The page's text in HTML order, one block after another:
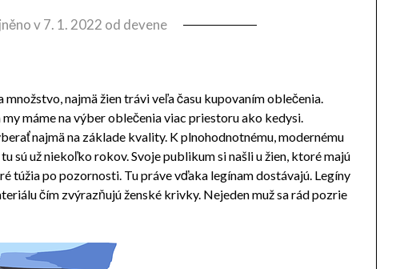
v7. 1. 2022 od devene
najmä žien trávi veľa času kupovaním oblečenia.
máme na výber oblečenia viac priestoru ako kedysi.
najmä na základe kvality. K plnohodnotnému, modernému
sú už niekoľko rokov. Svoje publikum si našli u žien, ktoré majú
túžia po pozornosti. Tu práve vďaka legínam dostávajú. Legíny
čím zvýrazňujú ženské krivky. Nejeden muž sa rád pozrie